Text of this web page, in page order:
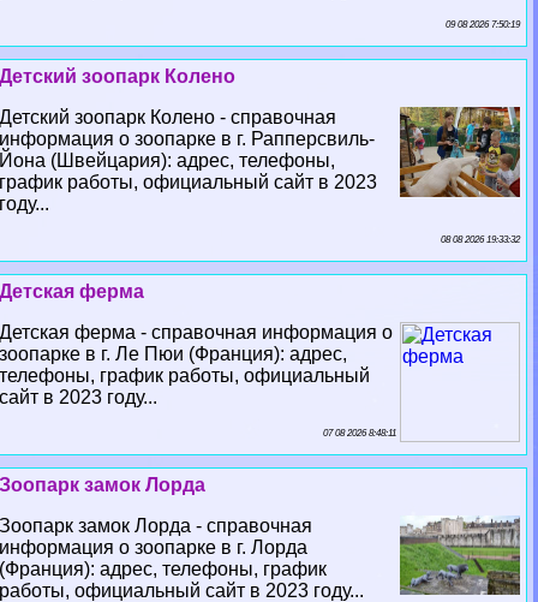
09 08 2026 7:50:19
Детский зоопарк Колено
Детский зоопарк Колено - справочная
информация о зоопарке в г. Рапперсвиль-
Йона (Швейцария): адрес, телефоны,
график работы, официальный сайт в 2023
году...
08 08 2026 19:33:32
Детская ферма
Детская ферма - справочная информация о
зоопарке в г. Ле Пюи (Франция): адрес,
телефоны, график работы, официальный
сайт в 2023 году...
07 08 2026 8:48:11
Зоопарк замок Лорда
Зоопарк замок Лорда - справочная
информация о зоопарке в г. Лорда
(Франция): адрес, телефоны, график
работы, официальный сайт в 2023 году...